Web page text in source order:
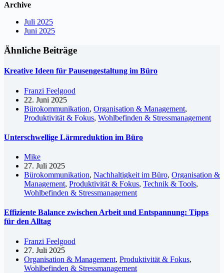
Archive
Juli 2025
Juni 2025
Ähnliche Beiträge
Kreative Ideen für Pausengestaltung im Büro
Franzi Feelgood
22. Juni 2025
Bürokommunikation, Organisation & Management,
Produktivität & Fokus, Wohlbefinden & Stressmanagement
Unterschwellige Lärmreduktion im Büro
Mike
27. Juli 2025
Bürokommunikation, Nachhaltigkeit im Büro, Organisation &
Management, Produktivität & Fokus, Technik & Tools,
Wohlbefinden & Stressmanagement
Effiziente Balance zwischen Arbeit und Entspannung: Tipps
für den Alltag
Franzi Feelgood
27. Juli 2025
Organisation & Management, Produktivität & Fokus,
Wohlbefinden & Stressmanagement